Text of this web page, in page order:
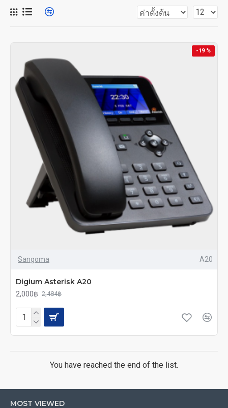
-19 %
Sangoma A20
Digium Asterisk A20
2,000฿ 2,484฿
You have reached the end of the list.
MOST VIEWED